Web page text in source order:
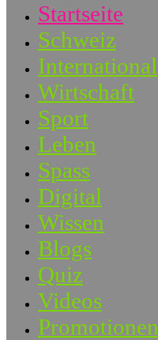
Startseite
Schweiz
International
Wirtschaft
Sport
Leben
Spass
Digital
Wissen
Blogs
Quiz
Videos
Promotionen